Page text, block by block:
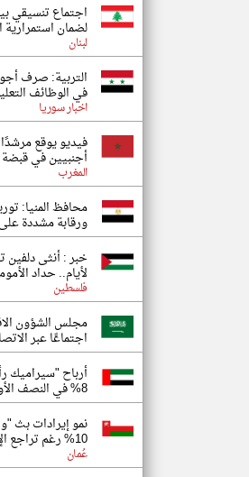
اجتماع تنسيقي
لضمان
لبنان
التربية: صرف
في الوظائف
اخبار سوريا
فيديو يوقع
أجنبيين في
المغرب
ورقابة مشددة
خبر : أنثى
لأيام.. حداد
فلسطين
مجلس الشؤون
اجتماعًا عبر
أرباح
8% في النصف الأول 2026
نمو إيرادات بث
10% رغم تراجع الإيرادات
عُمان